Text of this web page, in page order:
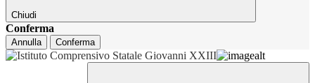
Chiudi
Conferma
Annulla Conferma